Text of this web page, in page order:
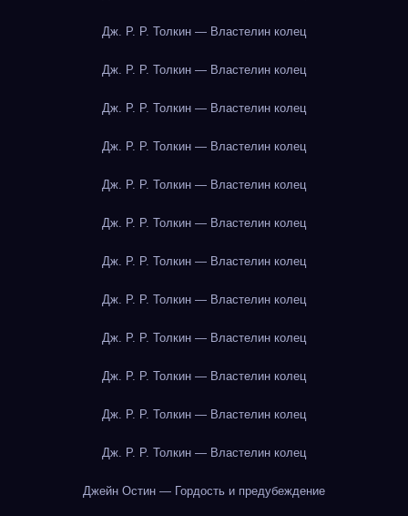
Дж. Р. Р. Толкин — Властелин колец
Дж. Р. Р. Толкин — Властелин колец
Дж. Р. Р. Толкин — Властелин колец
Дж. Р. Р. Толкин — Властелин колец
Дж. Р. Р. Толкин — Властелин колец
Дж. Р. Р. Толкин — Властелин колец
Дж. Р. Р. Толкин — Властелин колец
Дж. Р. Р. Толкин — Властелин колец
Дж. Р. Р. Толкин — Властелин колец
Дж. Р. Р. Толкин — Властелин колец
Дж. Р. Р. Толкин — Властелин колец
Дж. Р. Р. Толкин — Властелин колец
Джейн Остин — Гордость и предубеждение